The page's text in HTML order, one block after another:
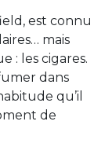
est connu
mais
: les cigares.
dans
qu’il
de